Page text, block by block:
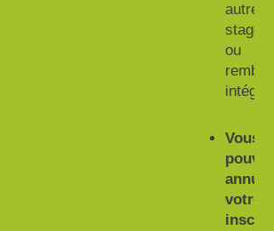
autre
stage
ou
Vous
votre